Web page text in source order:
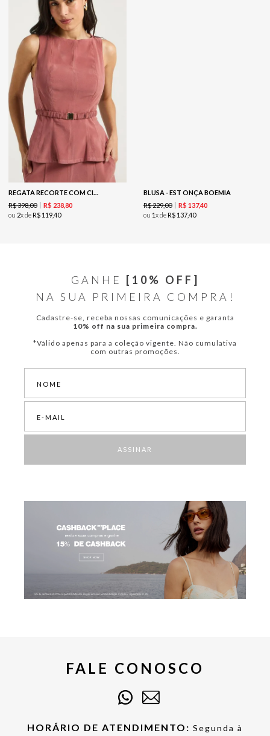
REGATA RECORTE COM CINTO - BALLET
R$398,00 R$ 23880
ou 2x deR$ 11940
BLUSA - EST ONÇA BOEMIA
R$229,00 R$ 137,40
ou 1x deR$ 13740
GANHE
[10% OFF]
NA SUA PRIMEIRA COMPRA!
Cadastre-se, receba nossas comunicações e garanta
10% off na sua primeira compra.
*Válido apenas para a coleção vigente. Não cumulativa
com outras promoções.
ASSINAR
FALE CONOSCO
HORÁRIO DE ATENDIMENTO: Segunda à